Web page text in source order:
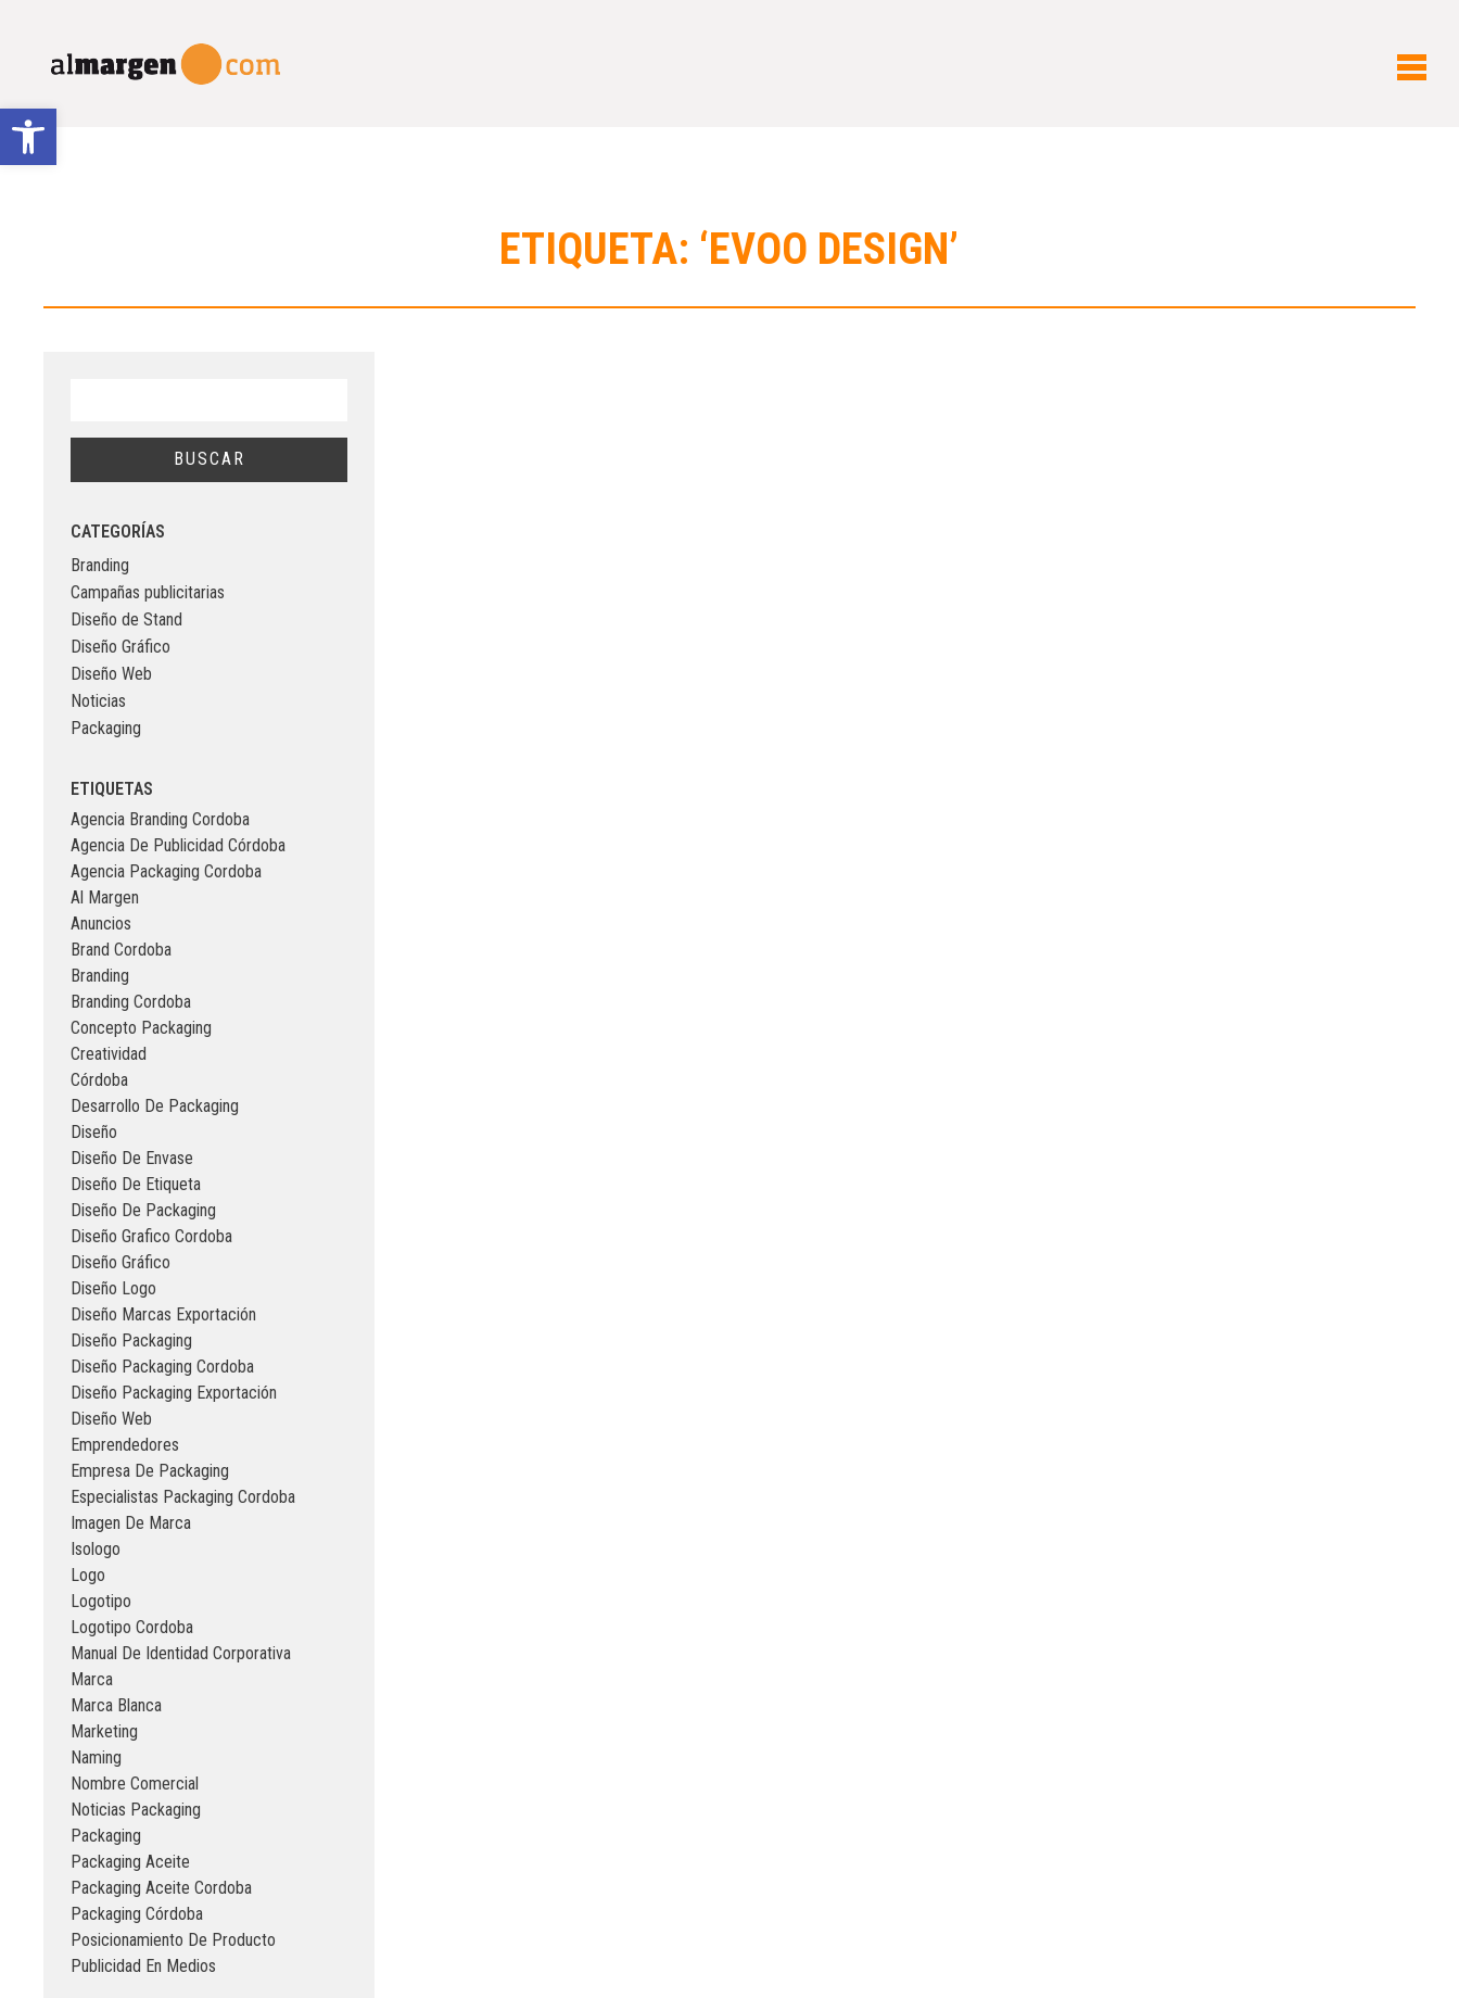
Abrir barra de herramientas
ETIQUETA: ‘EVOO DESIGN’
CATEGORÍAS
Branding
Campañas publicitarias
Diseño de Stand
Diseño Gráfico
Diseño Web
Noticias
Packaging
ETIQUETAS
Agencia Branding Cordoba
Agencia De Publicidad Córdoba
Agencia Packaging Cordoba
Al Margen
Anuncios
Brand Cordoba
Branding
Branding Cordoba
Concepto Packaging
Creatividad
Córdoba
Desarrollo De Packaging
Diseño
Diseño De Envase
Diseño De Etiqueta
Diseño De Packaging
Diseño Grafico Cordoba
Diseño Gráfico
Diseño Logo
Diseño Marcas Exportación
Diseño Packaging
Diseño Packaging Cordoba
Diseño Packaging Exportación
Diseño Web
Emprendedores
Empresa De Packaging
Especialistas Packaging Cordoba
Imagen De Marca
Isologo
Logo
Logotipo
Logotipo Cordoba
Manual De Identidad Corporativa
Marca
Marca Blanca
Marketing
Naming
Nombre Comercial
Noticias Packaging
Packaging
Packaging Aceite
Packaging Aceite Cordoba
Packaging Córdoba
Posicionamiento De Producto
Publicidad En Medios